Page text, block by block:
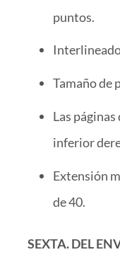
puntos.
Tamaño de
Las
inferior
Extensión
de 40.
SEXTA. DEL